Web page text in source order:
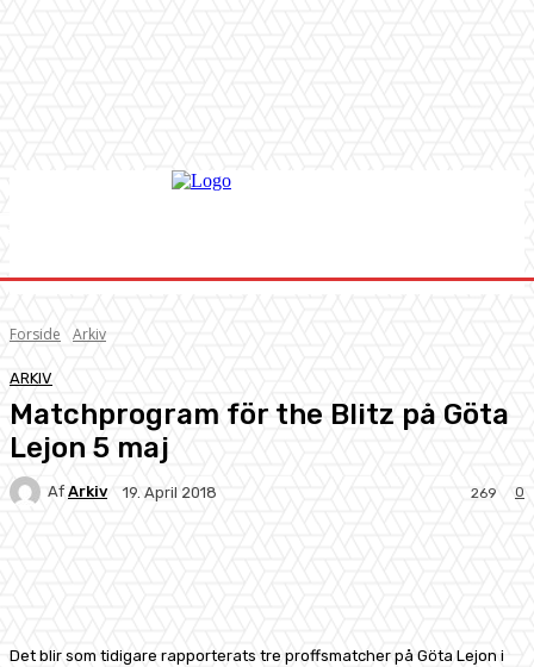
Forside Arkiv
ARKIV
Matchprogram för the Blitz på Göta
Lejon 5 maj
Af Arkiv 19. April 2018 0
269
Det blir som tidigare rapporterats tre proffsmatcher på Göta Lejon i